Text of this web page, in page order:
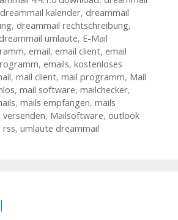
dreammail kalender, dreammail
, dreammail rechtschreibung,
dreammail umlaute, E-Mail
, email, email client, email
, emails, kostenloses
, mail client, mail programm, Mail
, mail software, mailchecker,
, mails empfangen, mails
versenden, Mailsoftware, outlook
rss, umlaute dreammail